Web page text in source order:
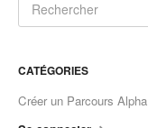
CATÉGORIES
Créer un Parcours Alpha